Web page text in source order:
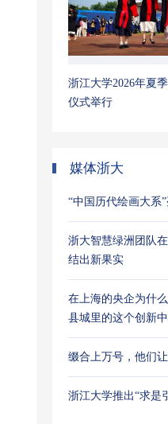
浙江大学2026年夏
仪式举行
媒体浙大
“中国历代绘画大系
浙大智慧绿洲团队
结出新果实
在上海的央企为什
县城里的这个创新
缀合上万号，他们
浙江大学推出“求是